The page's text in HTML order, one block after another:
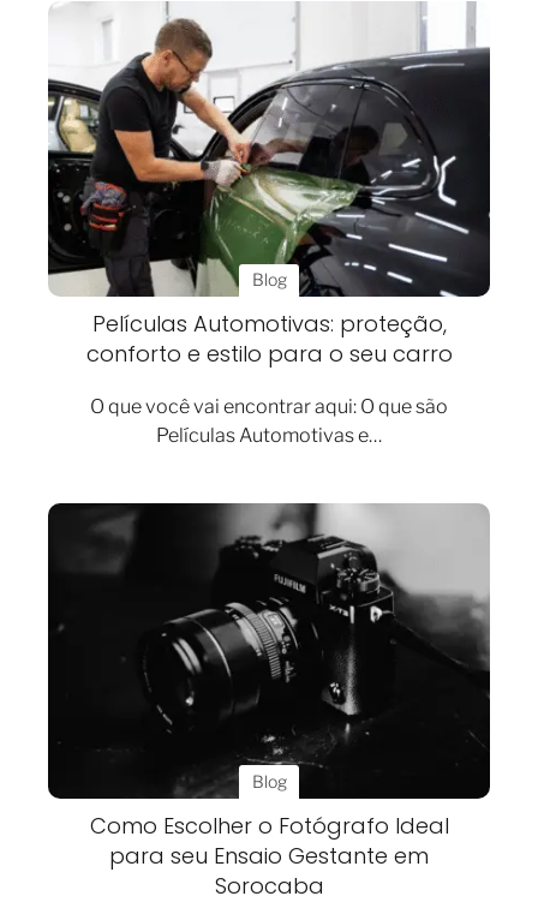
Blog
Películas Automotivas: proteção,
conforto e estilo para o seu carro
O que você vai encontrar aqui: O que são
Películas Automotivas e…
Blog
Como Escolher o Fotógrafo Ideal
para seu Ensaio Gestante em
Sorocaba